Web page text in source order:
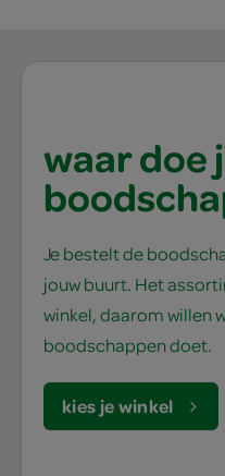
waar doe
Je bestelt de
jouw buurt. Het
winkel, daarom willen
boodschappen doet.
kies je winkel